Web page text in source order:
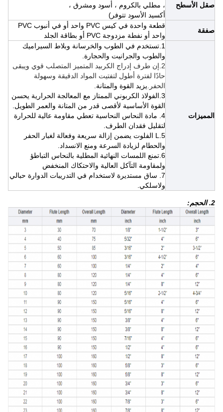
صقل الأسطح
، مطلي بالكروم ، أسود ومشرق ،
أكسيد الأسودتتوفر)
صفقة
قطعة واحدة في كيس PVC واحد أو في أنبوب PVC
واحد أو نفطة مزدوجة PVC أو بطاقة الجلد
المميزات
1.تستخدم في الطوب والخرسانة وبلاط السيراميك
والطوب والجرانيت والحجارة.
2.إن طرف إدراج الكربيد المتميز المتصلب قوي ويبقى
حادًا لفترة أطول لتفتيت المواد الدقيقة وسهولة
الحفر. يزيد القوة والمتانة.
3.الفولاذ الكربوني الممتاز مع المعالجة الحرارية يحسن
القوة الأساسية لأقصى قدر من المتانة والعمر الطويل.
4. مادة النحاس النحاسية تعطي مقاومة عالية للحرارة
لتقليل فقدان الطرف.
5.L الفلوت يضمن إزالة سريعة وفعالة لغبار الحفر
والحطام لزيادة السرعة ومنع الانسداد.
6. تمنع اللمسات النهائية المطلية بالنحاس التباطؤ
ولمقاومة التآكل العالية والاحتكاك المنخفض
7. ساق مستديرة لاستخدام في التدريبات الدوارة حبالي
ولاسلكي.
2. الحجم: